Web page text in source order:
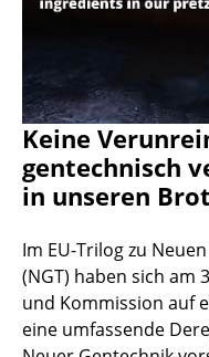
Keine
gentechnisch
in unseren
Im EU-Trilog zu
(NGT) haben sich am
und Kommission auf
eine umfassende